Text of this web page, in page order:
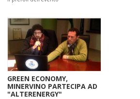
GREEN ECONOMY,
MINERVINO PARTECIPA AD
"ALTERENERGY"